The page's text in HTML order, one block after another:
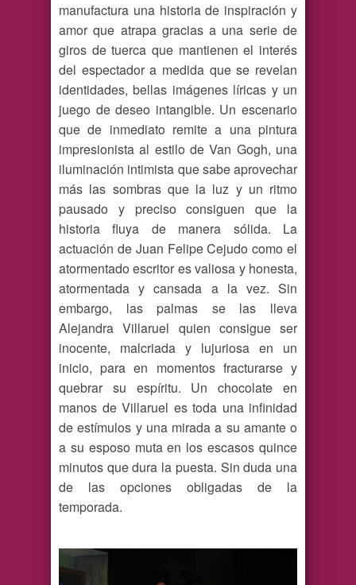
manufactura una historia de inspiración y
amor que atrapa gracias a una serie de
giros de tuerca que mantienen el interés
del espectador a medida que se revelan
identidades, bellas imágenes líricas y un
juego de deseo intangible. Un escenario
que de inmediato remite a una pintura
impresionista al estilo de Van Gogh, una
iluminación intimista que sabe aprovechar
más las sombras que la luz y un ritmo
pausado y preciso consiguen que la
historia fluya de manera sólida. La
actuación de Juan Felipe Cejudo como el
atormentado escritor es valiosa y honesta,
atormentada y cansada a la vez. Sin
embargo, las palmas se las lleva
Alejandra Villaruel quien consigue ser
inocente, malcriada y lujuriosa en un
inicio, para en momentos fracturarse y
quebrar su espíritu. Un chocolate en
manos de Villaruel es toda una infinidad
de estímulos y una mirada a su amante o
a su esposo muta en los escasos quince
minutos que dura la puesta. Sin duda una
de las opciones obligadas de la
temporada.